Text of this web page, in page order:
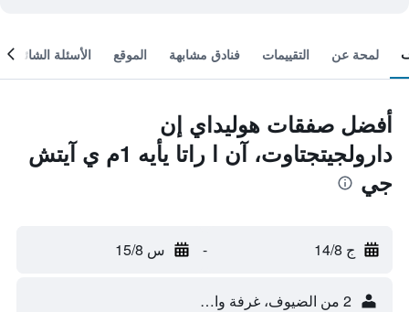
لمحة عن التقييمات فنادق مشابهة الموقع الأسئلة الشائعة
أفضل صفقات هوليداي إن
دارولجيتجتاوت، آن ا راتا يأيه 1م ي آيتش
جي
ج 14/8 - س 15/8
2 من الضيوف، غرفة واحدة